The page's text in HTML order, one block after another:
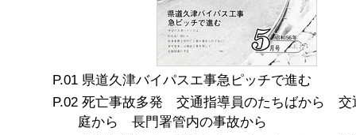
県道久津バイパスエ事急ピッチで進む
死亡事故多発 交通指導員のたちばから 交
庭から 長門署管内の事故から